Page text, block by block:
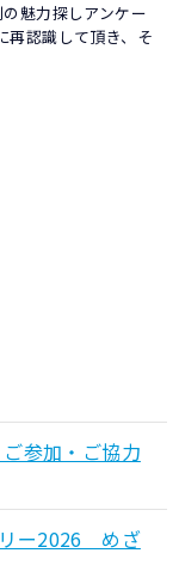
魅力探しアンケー
再認識して頂き、そ
参加・ご協力
リー2026 めざ